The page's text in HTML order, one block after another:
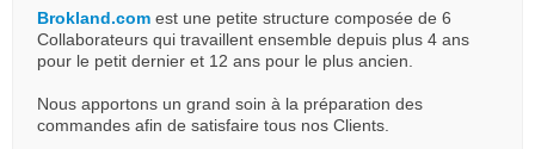
Brokland.com est une petite structure composée de 6
Collaborateurs qui travaillent ensemble depuis plus 4 ans
pour le petit dernier et 12 ans pour le plus ancien.
Nous apportons un grand soin à la préparation des
commandes afin de satisfaire tous nos Clients.